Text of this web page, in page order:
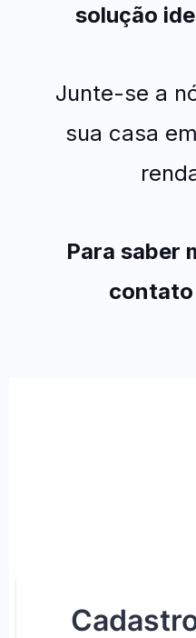
solução
Junte-se a
sua casa
Para saber